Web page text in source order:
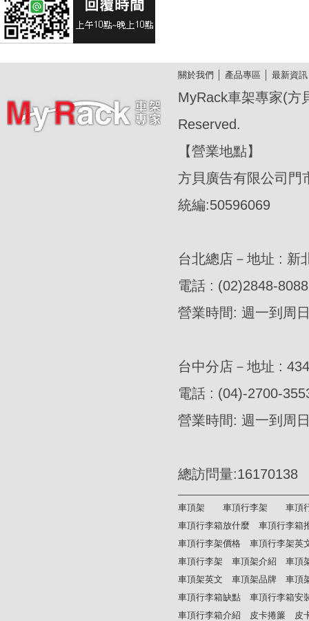
關於我們 產品專區 最新資訊
MyRack車架專家(方
Reserved.
【營業地點】
方貝廣告有限公司門
統編:50596069
台北總店－地址 : 新
電話 : (02)2848-8088
營業時間: 週一到周
台中分店－地址 :
電話 : (04)-2700-
營業時間: 週一到周
總訪問量
車頂架 車頂行李架
車頂
車頂行李箱放什麼
車頂行李箱
車頂行李架價格
車頂行李架英
車頂行李架
車頂架介紹
車頂
車頂架英文
車頂架品牌
車頂
車頂行李箱缺點
車頂行李箱安
車頂行李箱介紹
皮卡捲簾
皮